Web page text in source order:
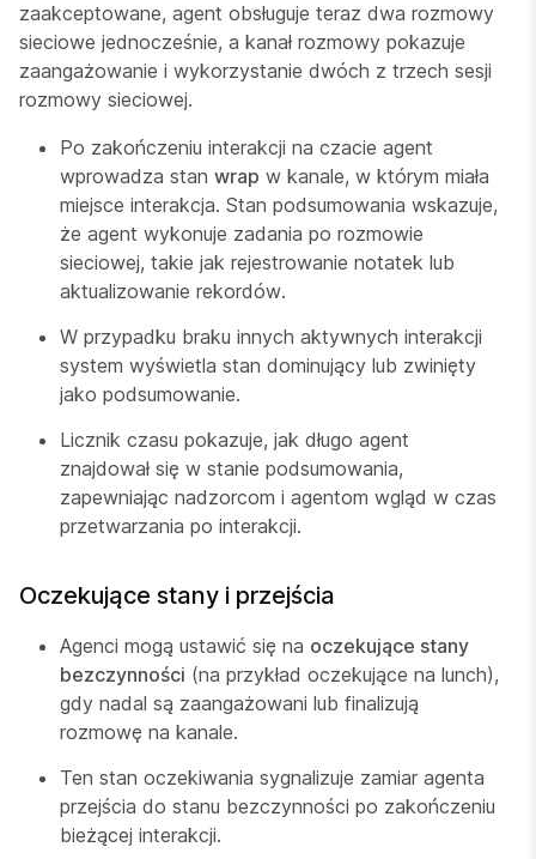
zaakceptowane, agent obsługuje teraz dwa rozmowy
sieciowe jednocześnie, a kanał rozmowy pokazuje
zaangażowanie i wykorzystanie dwóch z trzech sesji
rozmowy sieciowej.
Po zakończeniu interakcji na czacie agent
wprowadza stan wrap w kanale, w którym miała
miejsce interakcja. Stan podsumowania wskazuje,
że agent wykonuje zadania po rozmowie
sieciowej, takie jak rejestrowanie notatek lub
aktualizowanie rekordów.
W przypadku braku innych aktywnych interakcji
system wyświetla stan dominujący lub zwinięty
jako podsumowanie.
Licznik czasu pokazuje, jak długo agent
znajdował się w stanie podsumowania,
zapewniając nadzorcom i agentom wgląd w czas
przetwarzania po interakcji.
Oczekujące stany i przejścia
Agenci mogą ustawić się na oczekujące stany
bezczynności (na przykład oczekujące na lunch),
gdy nadal są zaangażowani lub finalizują
rozmowę na kanale.
Ten stan oczekiwania sygnalizuje zamiar agenta
przejścia do stanu bezczynności po zakończeniu
bieżącej interakcji.